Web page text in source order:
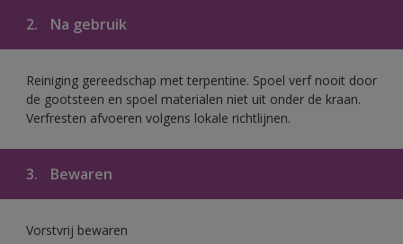
2. Na gebruik
Reiniging gereedschap met terpentine. Spoel verf nooit door
de gootsteen en spoel materialen niet uit onder de kraan.
Verfresten afvoeren volgens lokale richtlijnen.
3. Bewaren
Vorstvrij bewaren